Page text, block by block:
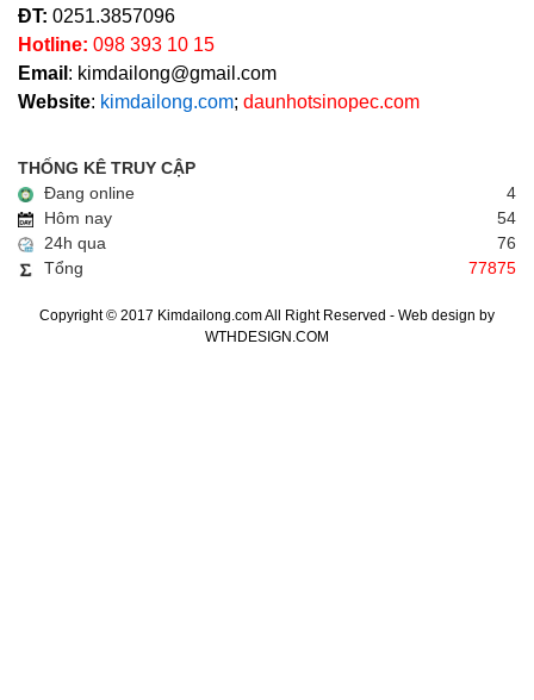
ĐT: 0251.3857096
Hotline: 098 393 10 15
Email : kimdailong@gmail.com
Website: kimdailong.com; daunhotsinopec.com
THỐNG KÊ TRUY CẬP
Đang online
4
Hôm nay
54
24h qua
76
Tổng
77875
Copyright © 2017 Kimdailong.com All Right Reserved - Web design by
WTHDESIGN.COM